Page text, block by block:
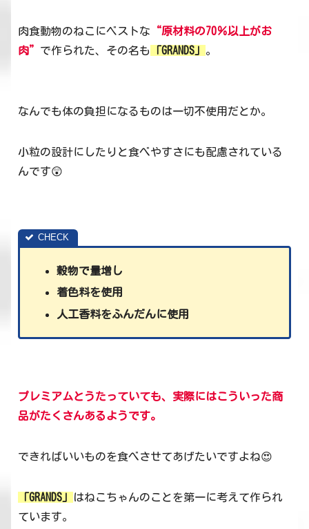
肉食動物のねこにベストな “原材料の70％以上がお
肉” で作られた、その名も 「GRANDS」 。
なんでも体の負担になるものは一切不使用だとか。
小粒の設計にしたりと食べやすさにも配慮されている
んです😲
穀物で量増し
着色料を使用
人工香料をふんだんに使用
プレミアムとうたっていても、実際にはこういった商
品がたくさんあるようです。
できればいいものを食べさせてあげたいですよね😍
「GRANDS」
はねこちゃんのことを第一に考えて作られ
ています。